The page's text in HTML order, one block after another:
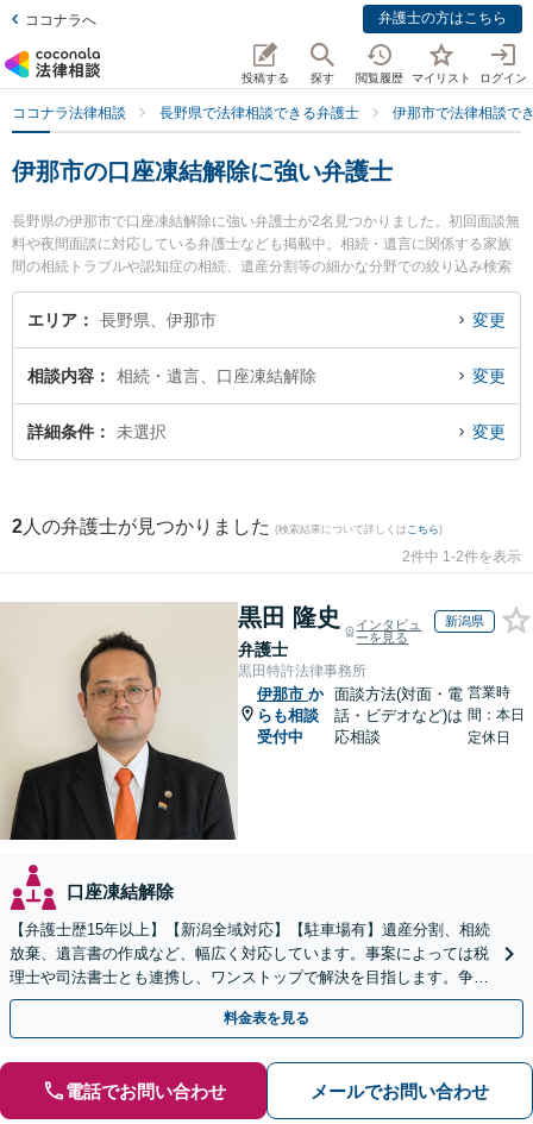
ココナラへ 弁護士の方はこちら
投稿する 探す 閲覧履歴 マイリスト ログイン
ココナラ法律相談 長野県で法律相談できる弁護士 伊那市で法律相談で
伊那市の口座凍結解除に強い弁護士
長野県の伊那市で口座凍結解除に強い弁護士が2名見つかりました。初回面談無
料や夜間面談に対応している弁護士なども掲載中。相続・遺言に関係する家族
間の相続トラブルや認知症の相続、遺産分割等の細かな分野での絞り込み検索
もでき便利です。特に唐澤洋祐法律事務所の唐澤 洋祐弁護士やひなた法律事務
所の太田 明良弁護士のプロフィール情報や弁護士費用、強みなどが注目されて
士を検索したい』『初回相談無料で口座凍結解除を法律相談できる伊那市内の
弁護士に相談予約したい』などでお困りの相談者さんにおすすめです。
エリア 長野県、伊那市 変更
相談内容 相続・遺言、口座凍結解除 変更
詳細条件 未選択 変更
2 人の弁護士が見つかりました (検索結果について詳しくは こちら)
2件中 1-2件を表示
黒田 隆史
弁護士
インタビュ
ーを見る
新潟県
黒田特許法律事務所
伊那市 か
らも相談
受付中
面談方法(対面・電
話・ビデオなど)は
応相談
営業時
間：本日
定休日
口座凍結解除
【弁護士歴15年以上】【新潟全域対応】【駐車場有】遺産分割、相続
放棄、遺言書の作成など、幅広く対応しています。事案によっては税
理士や司法書士とも連携し、ワンストップで解決を目指します。争い
を防ぐためにもぜひご相談ください。【分割払い可】
料金表を見る
電話でお問い合わせ メールでお問い合わせ